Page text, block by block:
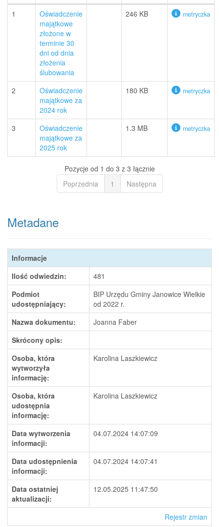
1
Oświadczenie
majątkowe
złożone w
terminie 30
dni od dnia
złożenia
ślubowania
246 KB metryczka
2
Oświadczenie
majątkowe za
2024 rok
180 KB metryczka
3
Oświadczenie
majątkowe za
2025 rok
1.3 MB metryczka
Pozycje od 1 do 3 z 3 łącznie
Poprzednia
1 Następna
Metadane
Informacje
Ilość odwiedzin:
481
Podmiot
udostępniający:
BIP Urzędu Gminy Janowice Wielkie
od 2022 r.
Nazwa dokumentu:
Joanna Faber
Skrócony opis:
Osoba, która
wytworzyła
informację:
Karolina Laszkiewicz
Osoba, która
udostępnia
informację:
Karolina Laszkiewicz
Data wytworzenia
informacji:
04.07.2024 14:07:09
Data udostępnienia
informacji:
04.07.2024 14:07:41
Data ostatniej
aktualizacji:
12.05.2025 11:47:50
Rejestr zmian